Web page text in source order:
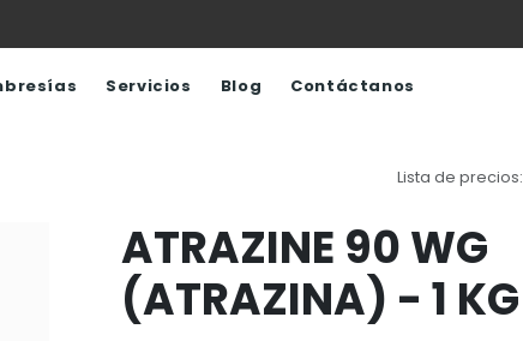
Servicios Blog Contáctanos
Lista de precios:
ATRAZINE 90 WG
(ATRAZINA) - 1 KG